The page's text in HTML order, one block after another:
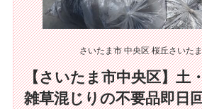
さいたま市 中央区 桜丘さいた
【さいたま市中央区】土
雑草混じりの不要品即日